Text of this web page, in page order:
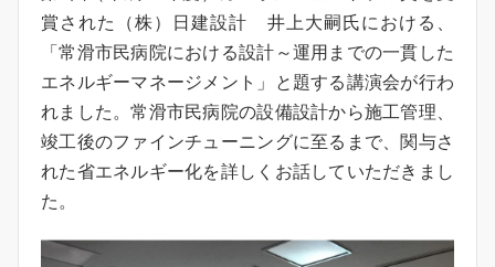
賞された（株）日建設計 井上大嗣氏における、
「常滑市民病院における設計～運用までの一貫した
エネルギーマネージメント」と題する講演会が行わ
れました。常滑市民病院の設備設計から施工管理、
竣工後のファインチューニングに至るまで、関与さ
れた省エネルギー化を詳しくお話していただきまし
た。